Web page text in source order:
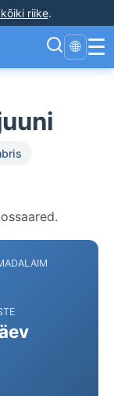
riike.
🌐 ☰